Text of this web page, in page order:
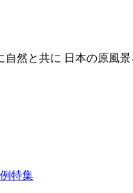
自然と共に 日本の原風
特集